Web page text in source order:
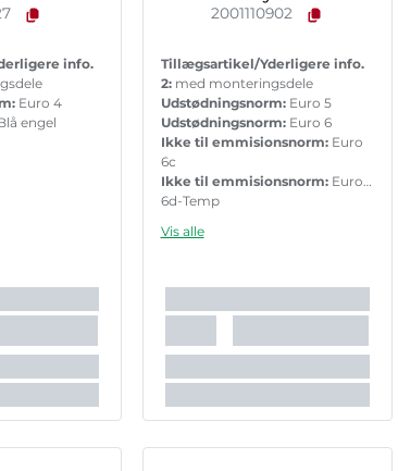
info.
Euro 4
engel
2001110902
Tillægsartikel/Yderligere info.
2:med monteringsdele
Udstødningsnorm:Euro 5
Udstødningsnorm:Euro 6
Ikke til emmisionsnorm:Euro
6c
Ikke til emmisionsnorm:Euro
6d-Temp
6d
Vis alle